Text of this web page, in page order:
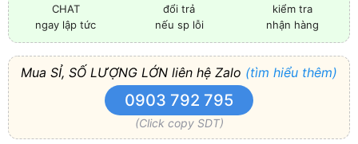
CHAT
ngay lập tức
đổi trả
nếu sp lỗi
kiểm tra
nhận hàng
Mua SỈ, SỐ LƯỢNG LỚN liên hệ Zalo (tìm hiểu thêm)
0903 792 795
(Click copy SDT)